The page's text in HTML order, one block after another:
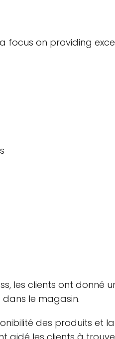
focus on providing
les clients ont donné
le magasin.
des produits et